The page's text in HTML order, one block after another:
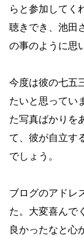
らと参加してく
聴きでき、池田
の事のように思
今度は彼の七五
たいと思ってい
た写真ばかりを
て、彼が自立す
でしょう。
ブログのアドレ
た。大変喜んで
良かったなと心